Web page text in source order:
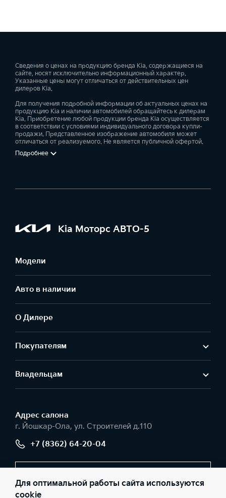
Сведения о ценах на продукцию бренда Kia, содержащиеся на
сайте, носят исключительно информационный характер.
Указанные цены могут отличаться от действительных цен
дилеров Kia.
Для получения подробной информации об актуальных ценах на
продукцию Kia и наличии автомобилей обращайтесь к дилерам
Kia. Приобретение любой продукции бренда Kia осуществляется
в соответствии с условиями индивидуального договора купли-
продажи. Представленное изображение автомобиля может
отличаться от реализуемого. Не является публичной офертой.
Подробнее
Kia Моторс АВТО-5
Модели
Авто в наличии
О Дилере
Покупателям
Владельцам
Адрес салонa
г. Йошкар-Ола, ул. Строителей д.110
+7 (8362) 64-20-04
Для оптимальной работы сайта используются
cookie